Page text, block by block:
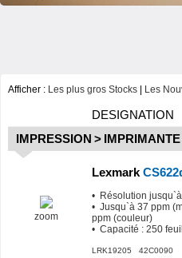
Afficher : Les plus gros Stocks Les
DESIGNATION
IMPRESSION >
zoom
Lexmark
• Résolution
• Jusqu`à 37 ppm
ppm (couleur)
• Capacité : 250
LRK19205 42C0090